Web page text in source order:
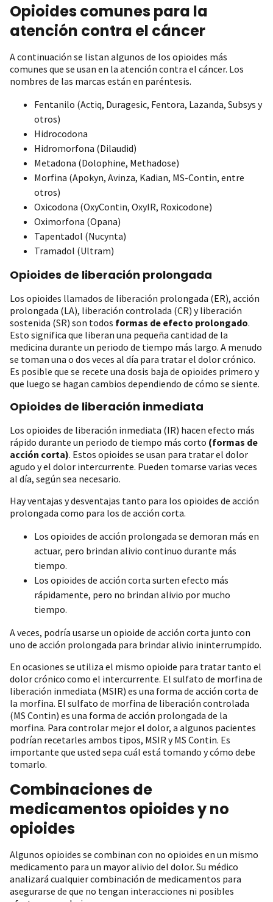
Opioides comunes para la
atención contra el cáncer
A continuación se listan algunos de los opioides más
comunes que se usan en la atención contra el cáncer. Los
nombres de las marcas están en paréntesis.
Fentanilo (Actiq, Duragesic, Fentora, Lazanda, Subsys y
otros)
Hidrocodona
Hidromorfona (Dilaudid)
Metadona (Dolophine, Methadose)
Morfina (Apokyn, Avinza, Kadian, MS-Contin, entre
otros)
Oxicodona (OxyContin, OxyIR, Roxicodone)
Oximorfona (Opana)
Tapentadol (Nucynta)
Tramadol (Ultram)
Opioides de liberación prolongada
Los opioides llamados de liberación prolongada (ER), acción
prolongada (LA), liberación controlada (CR) y liberación
sostenida (SR) son todos formas de efecto prolongado.
Esto significa que liberan una pequeña cantidad de la
medicina durante un periodo de tiempo más largo. A menudo
se toman una o dos veces al día para tratar el dolor crónico.
Es posible que se recete una dosis baja de opioides primero y
que luego se hagan cambios dependiendo de cómo se siente.
Opioides de liberación inmediata
Los opioides de liberación inmediata (IR) hacen efecto más
rápido durante un periodo de tiempo más corto (formas de
acción corta). Estos opioides se usan para tratar el dolor
agudo y el dolor intercurrente. Pueden tomarse varias veces
al día, según sea necesario.
Hay ventajas y desventajas tanto para los opioides de acción
prolongada como para los de acción corta.
Los opioides de acción prolongada se demoran más en
actuar, pero brindan alivio continuo durante más
tiempo.
Los opioides de acción corta surten efecto más
rápidamente, pero no brindan alivio por mucho
tiempo.
A veces, podría usarse un opioide de acción corta junto con
uno de acción prolongada para brindar alivio ininterrumpido.
En ocasiones se utiliza el mismo opioide para tratar tanto el
dolor crónico como el intercurrente. El sulfato de morfina de
liberación inmediata (MSIR) es una forma de acción corta de
la morfina. El sulfato de morfina de liberación controlada
(MS Contin) es una forma de acción prolongada de la
morfina. Para controlar mejor el dolor, a algunos pacientes
podrían recetarles ambos tipos, MSIR y MS Contin. Es
importante que usted sepa cuál está tomando y cómo debe
tomarlo.
Combinaciones de
medicamentos opioides y no
opioides
Algunos opioides se combinan con no opioides en un mismo
medicamento para un mayor alivio del dolor. Su médico
analizará cualquier combinación de medicamentos para
asegurarse de que no tengan interacciones ni posibles